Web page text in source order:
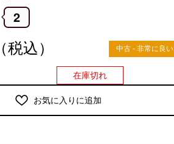
2
中古 - 非常に良い
（税込）
在庫切れ
お気に入りに追加